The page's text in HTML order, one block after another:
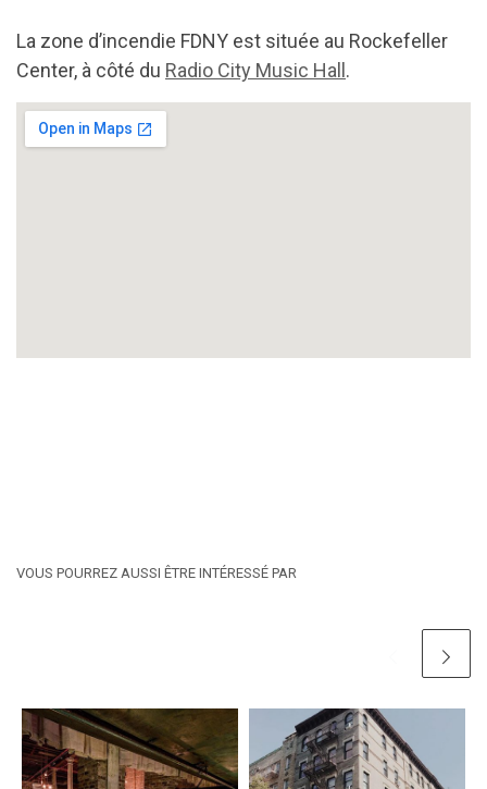
La zone d’incendie FDNY est située au Rockefeller
Center, à côté du Radio City Music Hall.
VOUS POURREZ AUSSI ÊTRE INTÉRESSÉ PAR